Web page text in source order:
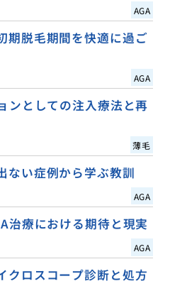
AGA
期脱毛期間を快適に過ご
AGA
ンとしての注入療法と再
薄毛
ない症例から学ぶ教訓
AGA
治療における期待と現実
AGA
クロスコープ診断と処方